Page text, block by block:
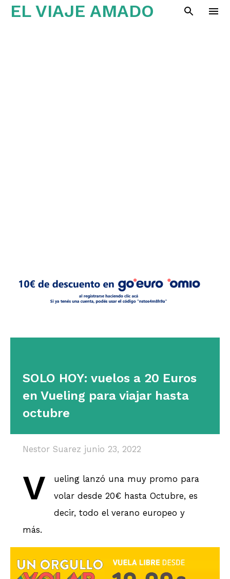
EL VIAJE AMADO
SOLO HOY: vuelos a 20 Euros
en Vueling para viajar hasta
octubre
Nestor Suarez junio 23, 2022
V
ueling lanzó una muy promo para
volar desde 20€ hasta Octubre, es
decir, todo el verano europeo y
más.